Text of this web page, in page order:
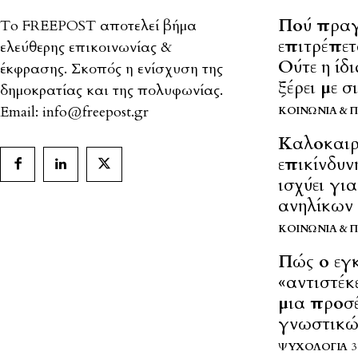
To FREEPOST αποτελεί βήμα
ελεύθερης επικοινωνίας &
έκφρασης. Σκοπός η ενίσχυση της
δημοκρατίας και της πολυφωνίας.
Email: info@freepost.gr
Πού
Ούτε η
ξέρει με
ΚΟΙΝΩΝΊΑ &
ισχύει
ανηλίκων
ΚΟΙΝΩΝΊΑ &
Πώς ο
μια
ΨΥΧΟΛΟΓΊΑ